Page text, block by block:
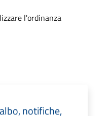
l'ordinanza
notifiche,